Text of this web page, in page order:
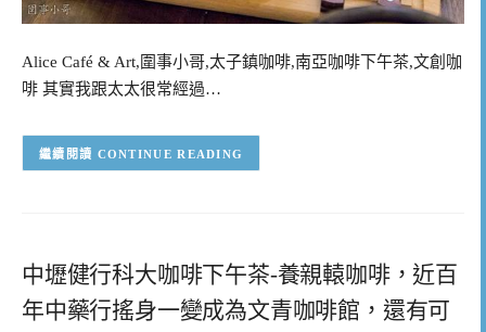
Alice Café & Art,圍事小哥,太子鎮咖啡,南亞咖啡下午茶,文創咖
啡 其實我跟太太很常經過…
CONTINUE READING
中壢健行科大咖啡下午茶-養親轅咖啡，近百
年中藥行搖身一變成為文青咖啡館，還有可